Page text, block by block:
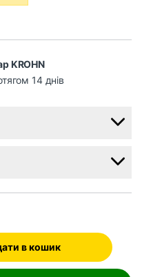
KROHN
14 днів
в кошик